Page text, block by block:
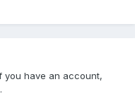
you have an account,